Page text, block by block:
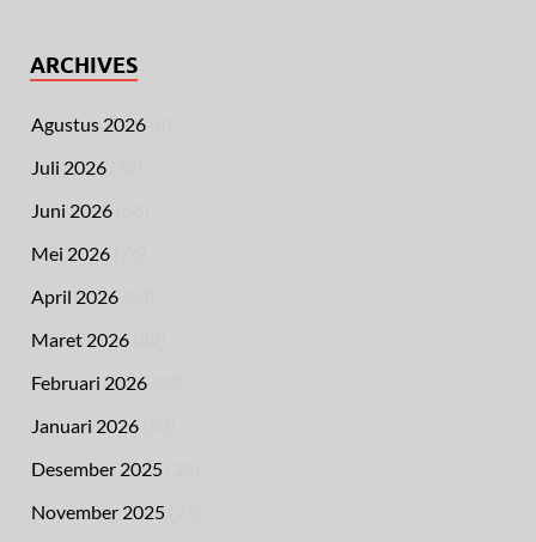
ARCHIVES
Agustus 2026
Juli 2026
Juni 2026
Mei 2026
April 2026
Maret 2026
Februari 2026
Januari 2026
Desember 2025
November 2025